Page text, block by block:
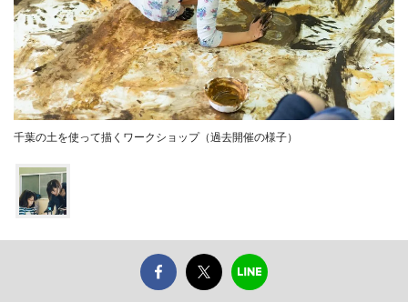
千葉の土を使って描くワークショップ（過去開催の様子）